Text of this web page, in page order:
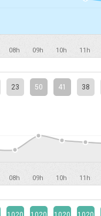
08h 09h 10h 11h
23 50 41 38
08h 09h 10h 11h